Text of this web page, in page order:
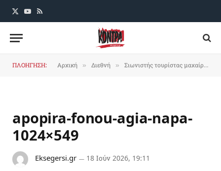
X
YouTube
RSS
ΠΛΟΗΓΗΣΗ: Αρχική » Διεθνή » Σιωνιστής τουρίστας μαχαίρωσε τρεις Κύπριους (τον ένα σοβαρά) στην Αγία Νάπα
apopira-fonou-agia-napa-
1024×549
Eksegersi.gr 18 Ιούν 2026, 19:11